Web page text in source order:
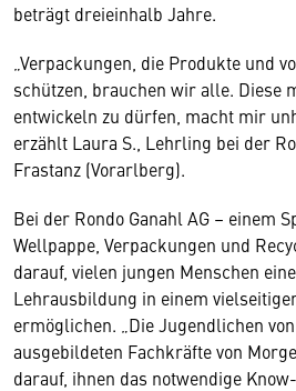
beträgt dreieinhalb Jahre.
„Verpackungen, die Produkte und
schützen, brauchen wir alle. Diese
entwickeln zu dürfen, macht mir
erzählt Laura S., Lehrling bei der
Frastanz (Vorarlberg).
Bei der Rondo Ganahl AG – einem
Wellpappe, Verpackungen und
darauf, vielen jungen Menschen
Lehrausbildung in einem
ermöglichen. „Die Jugendlichen
ausgebildeten Fachkräfte von
darauf, ihnen das notwendige